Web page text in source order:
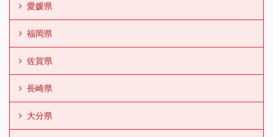
愛媛県
福岡県
佐賀県
長崎県
大分県